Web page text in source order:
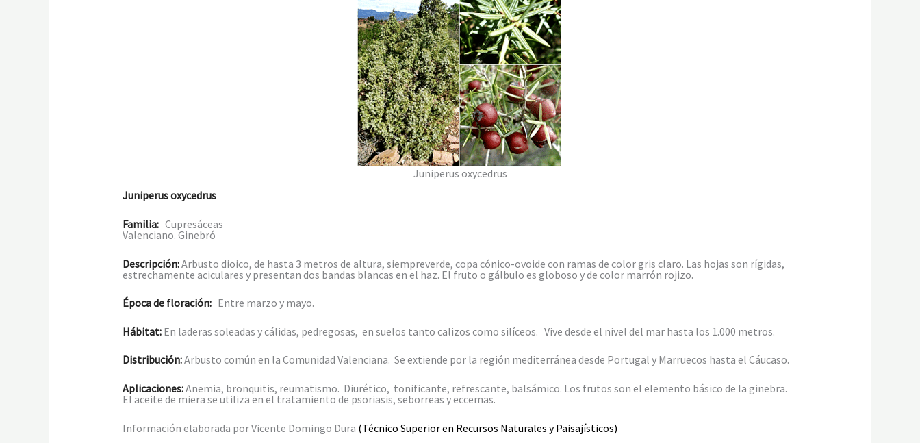
Juniperus oxycedrus
Juniperus oxycedrus
Familia: Cupresáceas
Valenciano. Ginebró
Descripción:Arbusto dioico, de hasta 3 metros de altura, siempreverde, copa cónico-ovoide con ramas de color gris claro. Las hojas son rígidas,
estrechamente aciculares y presentan dos bandas blancas en el haz. El fruto o gálbulo es globoso y de color marrón rojizo.
Época de floración:Entre marzo y mayo.
Hábitat:En laderas soleadas y cálidas, pedregosas, en suelos tanto calizos como silíceos. Vive desde el nivel del mar hasta los 1.000 metros.
Distribución:Arbusto común en la Comunidad Valenciana. Se extiende por la región mediterránea desde Portugal y Marruecos hasta el Cáucaso.
Aplicaciones:Anemia, bronquitis, reumatismo. Diurético, tonificante, refrescante, balsámico. Los frutos son el elemento básico de la ginebra.
El aceite de miera se utiliza en el tratamiento de psoriasis, seborreas y eccemas.
Información elaborada por Vicente Domingo Dura (Técnico Superior en Recursos Naturales y Paisajísticos)